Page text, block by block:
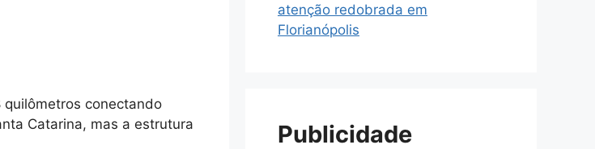
conectando
Catarina, mas a estrutura
atenção redobrada em
Florianópolis
Publicidade